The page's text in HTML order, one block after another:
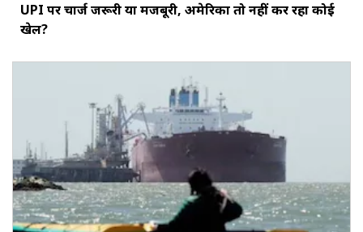
UPI पर चार्ज जरूरी या मजबूरी, अमेरिका तो नहीं कर रहा कोई
खेल?